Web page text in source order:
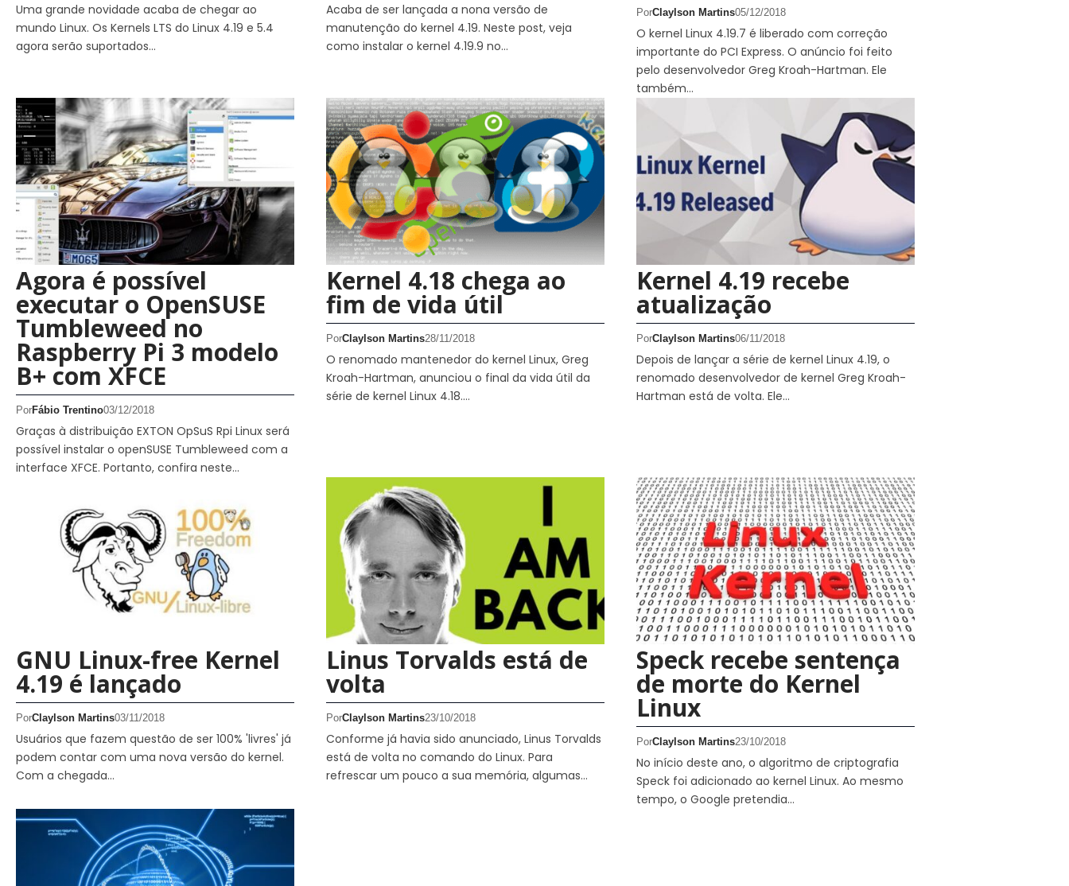
Uma grande novidade acaba de chegar ao
mundo Linux. Os Kernels LTS do Linux 4.19 e 5.4
agora serão suportados…
Acaba de ser lançada a nona versão de
manutenção do kernel 4.19. Neste post, veja
como instalar o kernel 4.19.9 no…
PorClaylson Martins05/12/2018
O kernel Linux 4.19.7 é liberado com correção
importante do PCI Express. O anúncio foi feito
pelo desenvolvedor Greg Kroah-Hartman. Ele
também…
Agora é possível
executar o OpenSUSE
Tumbleweed no
Raspberry Pi 3 modelo
B+ com XFCE
PorFábio Trentino03/12/2018
Graças à distribuição EXTON OpSuS Rpi Linux será
possível instalar o openSUSE Tumbleweed com a
interface XFCE. Portanto, confira neste…
Kernel 4.18 chega ao
fim de vida útil
PorClaylson Martins28/11/2018
O renomado mantenedor do kernel Linux, Greg
Kroah-Hartman, anunciou o final da vida útil da
série de kernel Linux 4.18.…
Kernel 4.19 recebe
atualização
PorClaylson Martins06/11/2018
Depois de lançar a série de kernel Linux 4.19, o
renomado desenvolvedor de kernel Greg Kroah-
Hartman está de volta. Ele…
GNU Linux-free Kernel
4.19 é lançado
PorClaylson Martins03/11/2018
Usuários que fazem questão de ser 100% 'livres' já
podem contar com uma nova versão do kernel.
Com a chegada…
Linus Torvalds está de
volta
PorClaylson Martins23/10/2018
Conforme já havia sido anunciado, Linus Torvalds
está de volta no comando do Linux. Para
refrescar um pouco a sua memória, algumas…
Speck recebe sentença
de morte do Kernel
Linux
PorClaylson Martins23/10/2018
No início deste ano, o algoritmo de criptografia
Speck foi adicionado ao kernel Linux. Ao mesmo
tempo, o Google pretendia…